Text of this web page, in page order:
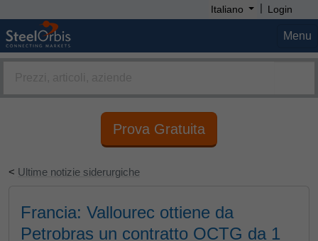
Italiano | Login
Menu
Prova Gratuita
< Ultime notizie siderurgiche
Francia: Vallourec ottiene da
Petrobras un contratto OCTG da 1